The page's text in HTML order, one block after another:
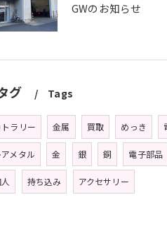
GWのお知らせ
グ Tags
トラリー 金属 買取 めっき
アメタル 金 銀 銅 電子部品
持ち込み アクセサリー